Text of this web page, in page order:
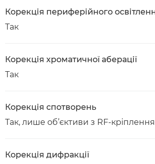
Корекція периферійного
Так
Корекція хроматичної аберації
Так
Корекція спотворень
Так, лише об’єктиви з RF-
Корекція дифракції